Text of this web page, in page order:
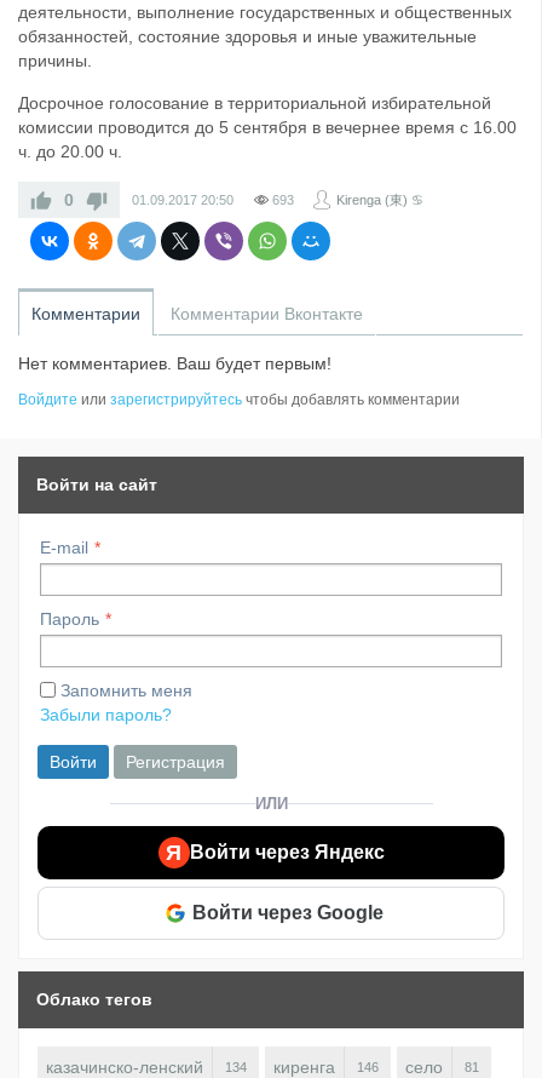
деятельности, выполнение государственных и общественных
обязанностей, состояние здоровья и иные уважительные
причины.
Досрочное голосование в территориальной избирательной
комиссии проводится до 5 сентября в вечернее время с 16.00
ч. до 20.00 ч.
0 01.09.2017 20:50 693 Kirenga (東) ♋
Комментарии Комментарии Вконтакте
Нет комментариев. Ваш будет первым!
Войдите или зарегистрируйтесь чтобы добавлять комментарии
Войти на сайт
E-mail
Пароль
Запомнить меня
Забыли пароль?
Войти Регистрация
ИЛИ
Я Войти через Яндекс
Войти через Google
Облако тегов
казачинско-ленский 134 киренга 146 село 81